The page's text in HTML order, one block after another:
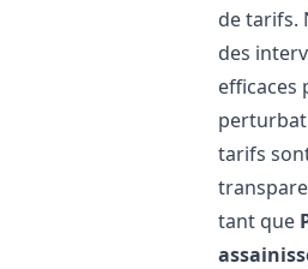
de tarifs.
des
efficaces
tarifs
tant que